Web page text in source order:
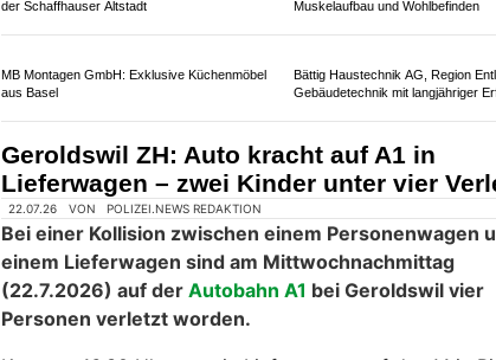
nachhaltige Lösungen
Mont-Russelin JU: Autofahrerin kracht
Tunnel frontal in entgegenkommendes